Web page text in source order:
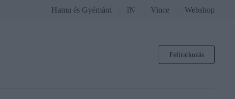
Hamu és Gyémánt IN Vince Webshop
Feliratkozás